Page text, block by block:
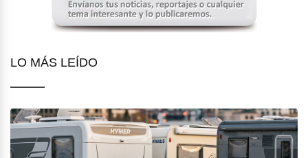
LO MÁS LEÍDO